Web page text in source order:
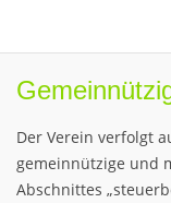
Der Verein verfolgt
gemeinnützige und
Abschnittes